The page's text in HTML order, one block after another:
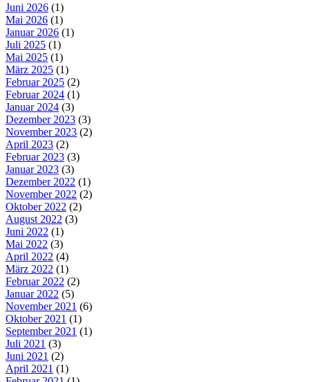
Juni 2026 (1)
Mai 2026 (1)
Januar 2026 (1)
Juli 2025 (1)
Mai 2025 (1)
März 2025 (1)
Februar 2025 (2)
Februar 2024 (1)
Januar 2024 (3)
Dezember 2023 (3)
November 2023 (2)
April 2023 (2)
Februar 2023 (3)
Januar 2023 (3)
Dezember 2022 (1)
November 2022 (2)
Oktober 2022 (2)
August 2022 (3)
Juni 2022 (1)
Mai 2022 (3)
April 2022 (4)
März 2022 (1)
Februar 2022 (2)
Januar 2022 (5)
November 2021 (6)
Oktober 2021 (1)
September 2021 (1)
Juli 2021 (3)
Juni 2021 (2)
April 2021 (1)